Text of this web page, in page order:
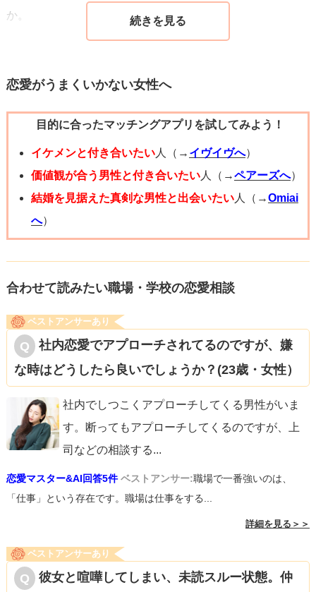
か。
恋愛がうまくいかない女性へ
目的に合ったマッチングアプリを試してみよう！
イケメンと付き合いたい人（→ イヴイヴへ）
価値観が合う男性と付き合いたい人（→ペアーズへ）
結婚を見据えた真剣な男性と出会いたい人（→Omiai
へ）
合わせて読みたい職場・学校の恋愛相談
ベストアンサーあり
社内恋愛でアプローチされてるのですが、嫌
な時はどうしたら良いでしょうか？(23歳・女性）
社内でしつこくアプローチしてくる男性がいま
す。断ってもアプローチしてくるのですが、上
司などの相談する...
恋愛マスター&AI回答5件 ベストアンサー:職場で一番強いのは、
「仕事」という存在です。職場は仕事をする...
詳細を見る＞＞
ベストアンサーあり
彼女と喧嘩してしまい、未読スルー状態。仲